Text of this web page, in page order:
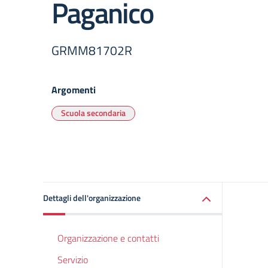
Paganico
GRMM81702R
Argomenti
Scuola secondaria
Dettagli dell'organizzazione
Organizzazione e contatti
Servizio